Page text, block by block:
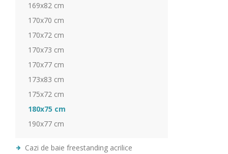
169x82 cm
170x70 cm
170x72 cm
170x73 cm
170x77 cm
173x83 cm
175x72 cm
180x75 cm
190x77 cm
Cazi de baie freestanding acrilice